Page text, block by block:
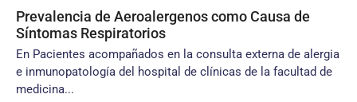
Prevalencia de Aeroalergenos como Causa de
Síntomas Respiratorios
En Pacientes acompañados en la consulta externa de alergia
e inmunopatología del hospital de clínicas de la facultad de
medicina...